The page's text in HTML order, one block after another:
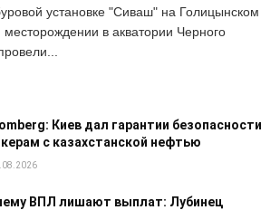
установке "Сиваш" на Голицынском
месторождении в акватории Черного
Киев дал гарантии безопасности
с казахстанской нефтью
ВПЛ лишают выплат: Лубинец